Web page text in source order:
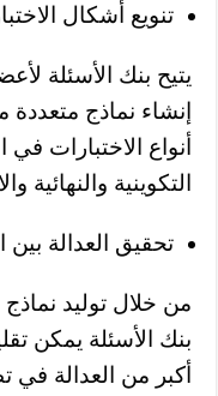
تنويع أشكال
يتيح بنك الأسئلة
إنشاء نماذج متعددة
أنواع الاختبارات في
التكوينية والنهائية
تحقيق العدالة بين
من خلال توليد
بنك الأسئلة يمكن
أكبر من العدالة في